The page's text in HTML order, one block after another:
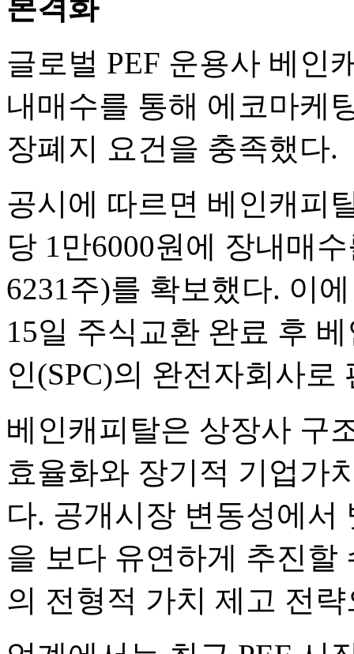
본격화
글로벌 PEF 운용사 베인
내매수를 통해 에코마케
장폐지 요건을 충족했다.
공시에 따르면 베인캐피
당 1만6000원에 장내매
6231주)를 확보했다. 이
15일 주식교환 완료 후
인(SPC)의 완전자회사로
베인캐피탈은 상장사 구
효율화와 장기적 기업가
다. 공개시장 변동성에서
을 보다 유연하게 추진할
의 전형적 가치 제고 전